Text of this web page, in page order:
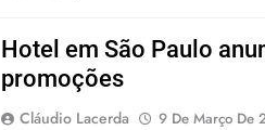
Hotel em São Paulo
promoções
Cláudio Lacerda 9 De Março De